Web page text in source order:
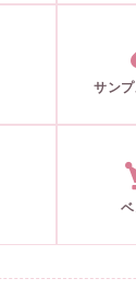
サン